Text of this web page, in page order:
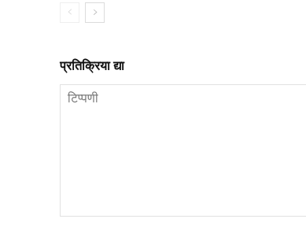
प्रतिक्रिया द्या